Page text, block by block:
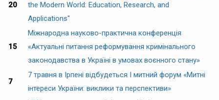
20
the Modern World: Education, Research, and
Applications"
15
Міжнародна науково-практична конференція
«Актуальні питання реформування кримінального
законодавства в Україні в умовах воєнного стану»
7
7 травня в Ірпені відбудеться І митний форум «Митні
інтереси України: виклики та перспективи»